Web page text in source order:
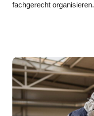
fachgerecht organisieren.